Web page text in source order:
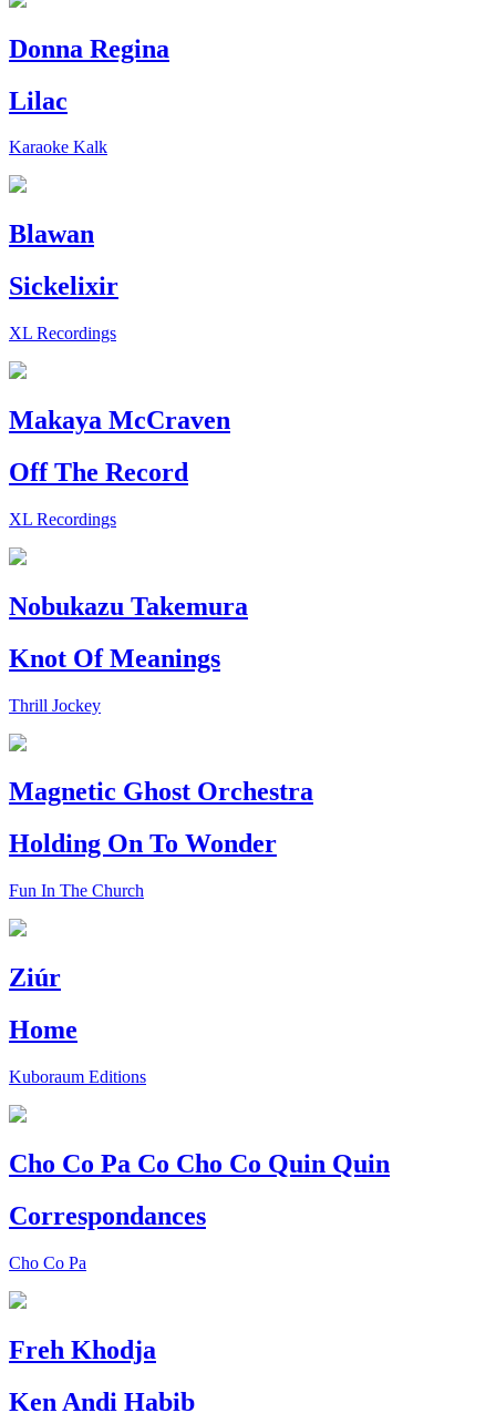
Donna Regina
Lilac
Karaoke Kalk
Blawan
Sickelixir
XL Recordings
Makaya McCraven
Off The Record
XL Recordings
Nobukazu Takemura
Knot Of Meanings
Thrill Jockey
Magnetic Ghost Orchestra
Holding On To Wonder
Fun In The Church
Ziúr
Home
Kuboraum Editions
Cho Co Pa Co Cho Co Quin Quin
Correspondances
Cho Co Pa
Freh Khodja
Ken Andi Habib